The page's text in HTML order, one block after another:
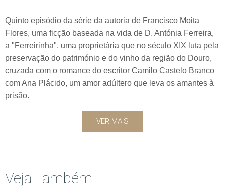
Quinto episódio da série da autoria de Francisco Moita
Flores, uma ficção baseada na vida de D. Antónia Ferreira,
a "Ferreirinha", uma proprietária que no século XIX luta pela
preservação do património e do vinho da região do Douro,
cruzada com o romance do escritor Camilo Castelo Branco
com Ana Plácido, um amor adúltero que leva os amantes à
prisão.
VER MAIS
Veja Também